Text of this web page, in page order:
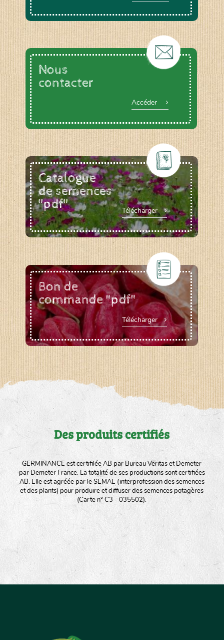
Nous
contacter
Accéder
Catalogue
de semences
"pdf"
Télécharger
Bon de
commande "pdf"
Télécharger
Des produits certifiés
GERMINANCE est certifilée AB par Bureau Veritas et Demeter
par Demeter France. La totalité de ses productions sont certifiées
AB. Elle est agréée par le SEMAE (interprofession des semences
et des plants) pour produire et diffuser des semences potagères
(Carte n° C3 - 035502).